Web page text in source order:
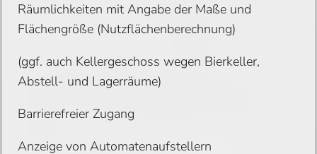
Räumlichkeiten mit Angabe der Maße und
Flächengröße (Nutzflächenberechnung)
(ggf. auch Kellergeschoss wegen Bierkeller,
Abstell- und Lagerräume)
Barrierefreier Zugang
Anzeige von Automatenaufstellern